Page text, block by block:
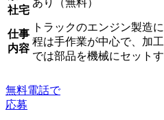
社宅
仕事
内容
トラックのエンジン製造
程は手作業が中心で、加
では部品を機械にセット
無料電話で
応募